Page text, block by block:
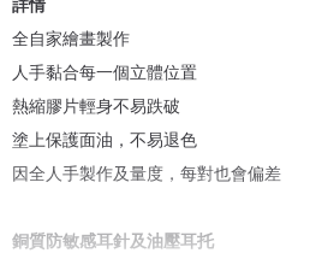
全自家繪畫製作
人手黏合每一個立體位置
熱縮膠片輕身不易跌破
塗上保護面油，不易退色
因全人手製作及量度，每對也會偏差
銅質防敏感耳針及油壓耳托